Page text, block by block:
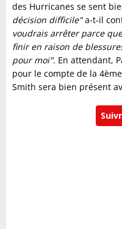
des Hurricanes se sent
décision difficile"a-t-il
voudrais arrêter parce
finir en raison de
pour moi". En attendant,
pour le compte de la
Smith sera bien présent